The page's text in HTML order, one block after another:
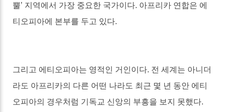
뿔’ 지역에서 가장 중요한 국가이다. 아프리카 연합은 에
티오피아에 본부를 두고 있다.
그리고 에티오피아는 영적인 거인이다. 전 세계는 아니더
라도 아프리카의 다른 어떤 나라도 최근 몇 년 동안 에티
오피아의 경우처럼 기독교 신앙의 부흥을 보지 못했다.